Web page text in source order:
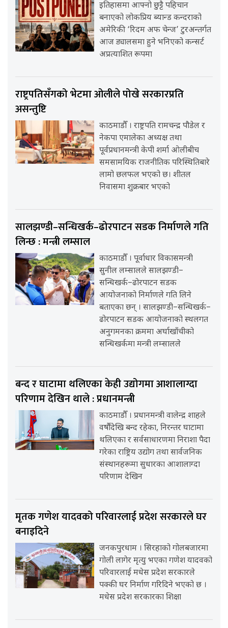
इतिहासमा आफ्नो छुट्टै पहिचान
बनाएको लोकप्रिय ब्यान्ड कन्दराको
अमेरिकी ‘रिदम अफ चेन्ज’ टुरअन्तर्गत
आज ड्यालसमा हुने भनिएको कन्सर्ट
अप्रत्याशित रूपमा
राष्ट्रपतिसँगको भेटमा ओलीले पोखे सरकारप्रति
असन्तुष्टि
काठमाडौँ । राष्ट्रपति रामचन्द्र पौडेल र
नेकपा एमालेका अध्यक्ष तथा
पूर्वप्रधानमन्त्री केपी शर्मा ओलीबीच
समसामयिक राजनीतिक परिस्थितिबारे
लामो छलफल भएको छ। शीतल
निवासमा शुक्रबार भएको
सालझण्डी–सन्धिखर्क–ढोरपाटन सडक निर्माणले गति
लिन्छ : मन्त्री लम्साल
काठमाडौँ । पूर्वाधार विकासमन्त्री
सुनील लम्सालले सालझण्डी–
सन्धिखर्क–ढोरपाटन सडक
आयोजनाको निर्माणले गति लिने
बताएका छन् । सालझण्डी–सन्धिखर्क–
ढोरपाटन सडक आयोजनाको स्थलगत
अनुगमनका क्रममा अर्घाखाँचीको
सन्धिखर्कमा मन्त्री लम्सालले
बन्द र घाटामा थलिएका केही उद्योगमा आशालाग्दा
परिणाम देखिन थाले : प्रधानमन्त्री
काठमाडौँ । प्रधानमन्त्री वालेन्द्र शाहले
वर्षौंदेखि बन्द रहेका, निरन्तर घाटामा
थलिएका र सर्वसाधारणमा निराशा पैदा
गरेका राष्ट्रिय उद्योग तथा सार्वजनिक
संस्थानहरूमा सुधारका आशालाग्दा
परिणाम देखिन
मृतक गणेश यादवको परिवारलाई प्रदेश सरकारले घर
बनाइदिने
जनकपुरधाम । सिरहाको गोलबजारमा
गोली लागेर मृत्यु भएका गणेश यादवको
परिवारलाई मधेस प्रदेश सरकारले
पक्की घर निर्माण गरिदिने भएको छ ।
मधेस प्रदेश सरकारका शिक्षा